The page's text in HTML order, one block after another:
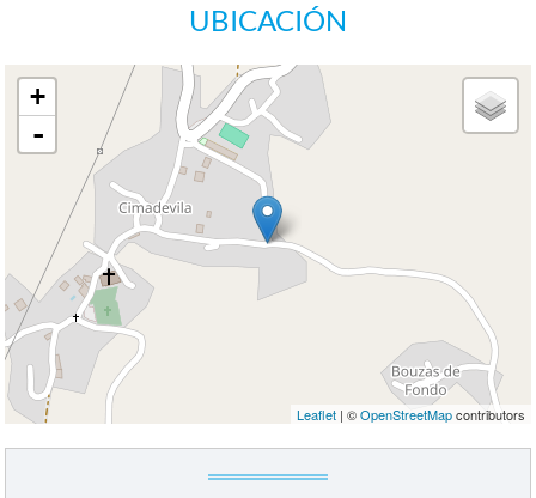
UBICACIÓN
+
-
Leaflet| ©OpenStreetMapcontributors